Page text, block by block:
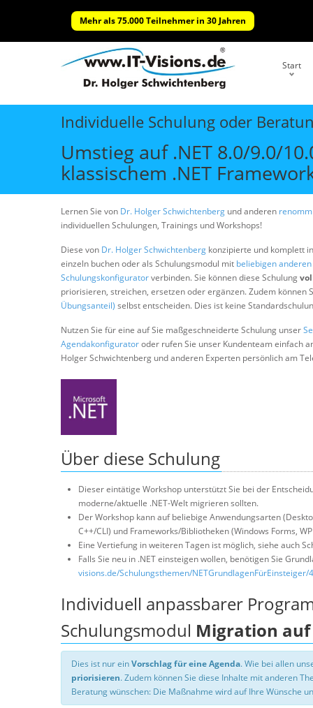
Mehr als 75.000 Teilnehmer in 30 Jahren
Start
Individuelle Schulung oder
Umstieg auf .NET 8.0/9.0/
klassischem .NET
Lernen Sie von Dr. Holger Schwichtenberg und anderen
individuellen Schulungen, Trainings und Workshops!
Diese von Dr. Holger Schwichtenberg konzipierte und komplett
einzeln buchen oder als Schulungsmodul mit beliebigen
Schulungskonfiguratorverbinden. Sie können diese Schulung
priorisieren, streichen, ersetzen oder ergänzen. Zudem können
Übungsanteil) selbst entscheiden. Dies ist keine
Nutzen Sie für eine auf Sie maßgeschneiderte Schulung unser
Agendakonfiguratoroder rufen Sie unser Kundenteam einfach
Holger Schwichtenberg und anderen Experten persönlich am
Über diese Schulung
Dieser eintätige Workshop unterstützt Sie bei der
moderne/aktuelle .NET-Welt migrieren sollten.
Der Workshop kann auf beliebige Anwendungsarten
C++/CLI) und Frameworks/Bibliotheken (Windows Forms,
Eine Vertiefung in weiteren Tagen ist möglich, siehe auch
Falls Sie neu in .NET einsteigen wollen, benötigen Sie
visions.de/Schulungsthemen/NETGrundlagenFürEinsteiger/
Individuell anpassbarer
Schulungsmodul Migration auf
Dies ist nur einVorschlag für eine Agenda. Wie bei allen
priorisieren. Zudem können Sie diese Inhalte mit anderen
Beratung wünschen: Die Maßnahme wird auf Ihre Wünsche